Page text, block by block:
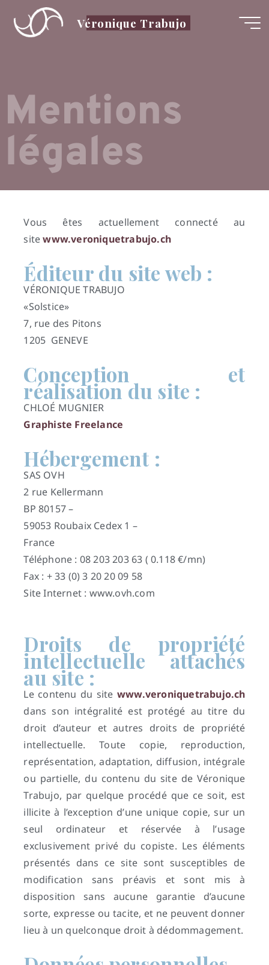
Véronique Trabujo
M
Mentions
légales
Vous êtes actuellement connecté au
sitewww.veroniquetrabujo.ch
Éditeur du site web :
VÉRONIQUE TRABUJO
«Solstice»
7, rue des Pitons
1205 GENEVE
Conception et
réalisation du site :
CHLOÉ MUGNIER
Graphiste Freelance
Hébergement :
SAS OVH
2 rue Kellermann
BP 80157 –
59053 Roubaix Cedex 1 –
France
Téléphone : 08 203 203 63 ( 0.118 €/mn)
Fax : + 33 (0) 3 20 20 09 58
Site Internet : www.ovh.com
Droits de propriété
intellectuelle attachés
au site :
Le contenu du site www.veroniquetrabujo.ch
dans son intégralité est protégé au titre du
droit d’auteur et autres droits de propriété
intellectuelle. Toute copie, reproduction,
représentation, adaptation, diffusion, intégrale
ou partielle, du contenu du site de Véronique
Trabujo, par quelque procédé que ce soit, est
illicite à l’exception d’une unique copie, sur un
seul ordinateur et réservée à l’usage
exclusivement privé du copiste. Les éléments
présentés dans ce site sont susceptibles de
modification sans préavis et sont mis à
disposition sans aucune garantie d’aucune
sorte, expresse ou tacite, et ne peuvent donner
lieu à un quelconque droit à dédommagement.